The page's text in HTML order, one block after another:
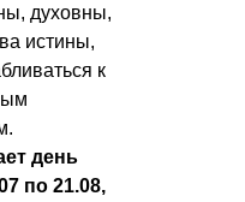
духовны,
истины,
к
день
по 21.08,